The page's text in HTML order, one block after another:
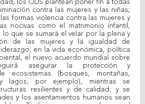
los ODS plantean poner fin a todas
contra las mujeres y las niñas;
formas violencia contra las mujeres y
nocivas como el matrimonio infantil,
que se sumará el velar por la plena y
de las mujeres y la igualdad de
en la vida económica, política
el nuevo acuerdo mundial sobre
asegurar la protección y
ecosistemas (bosques, montañas,
lagos, por ejemplo), mientras se
resilientes y de calidad, y se
y los asentamientos humanos sean